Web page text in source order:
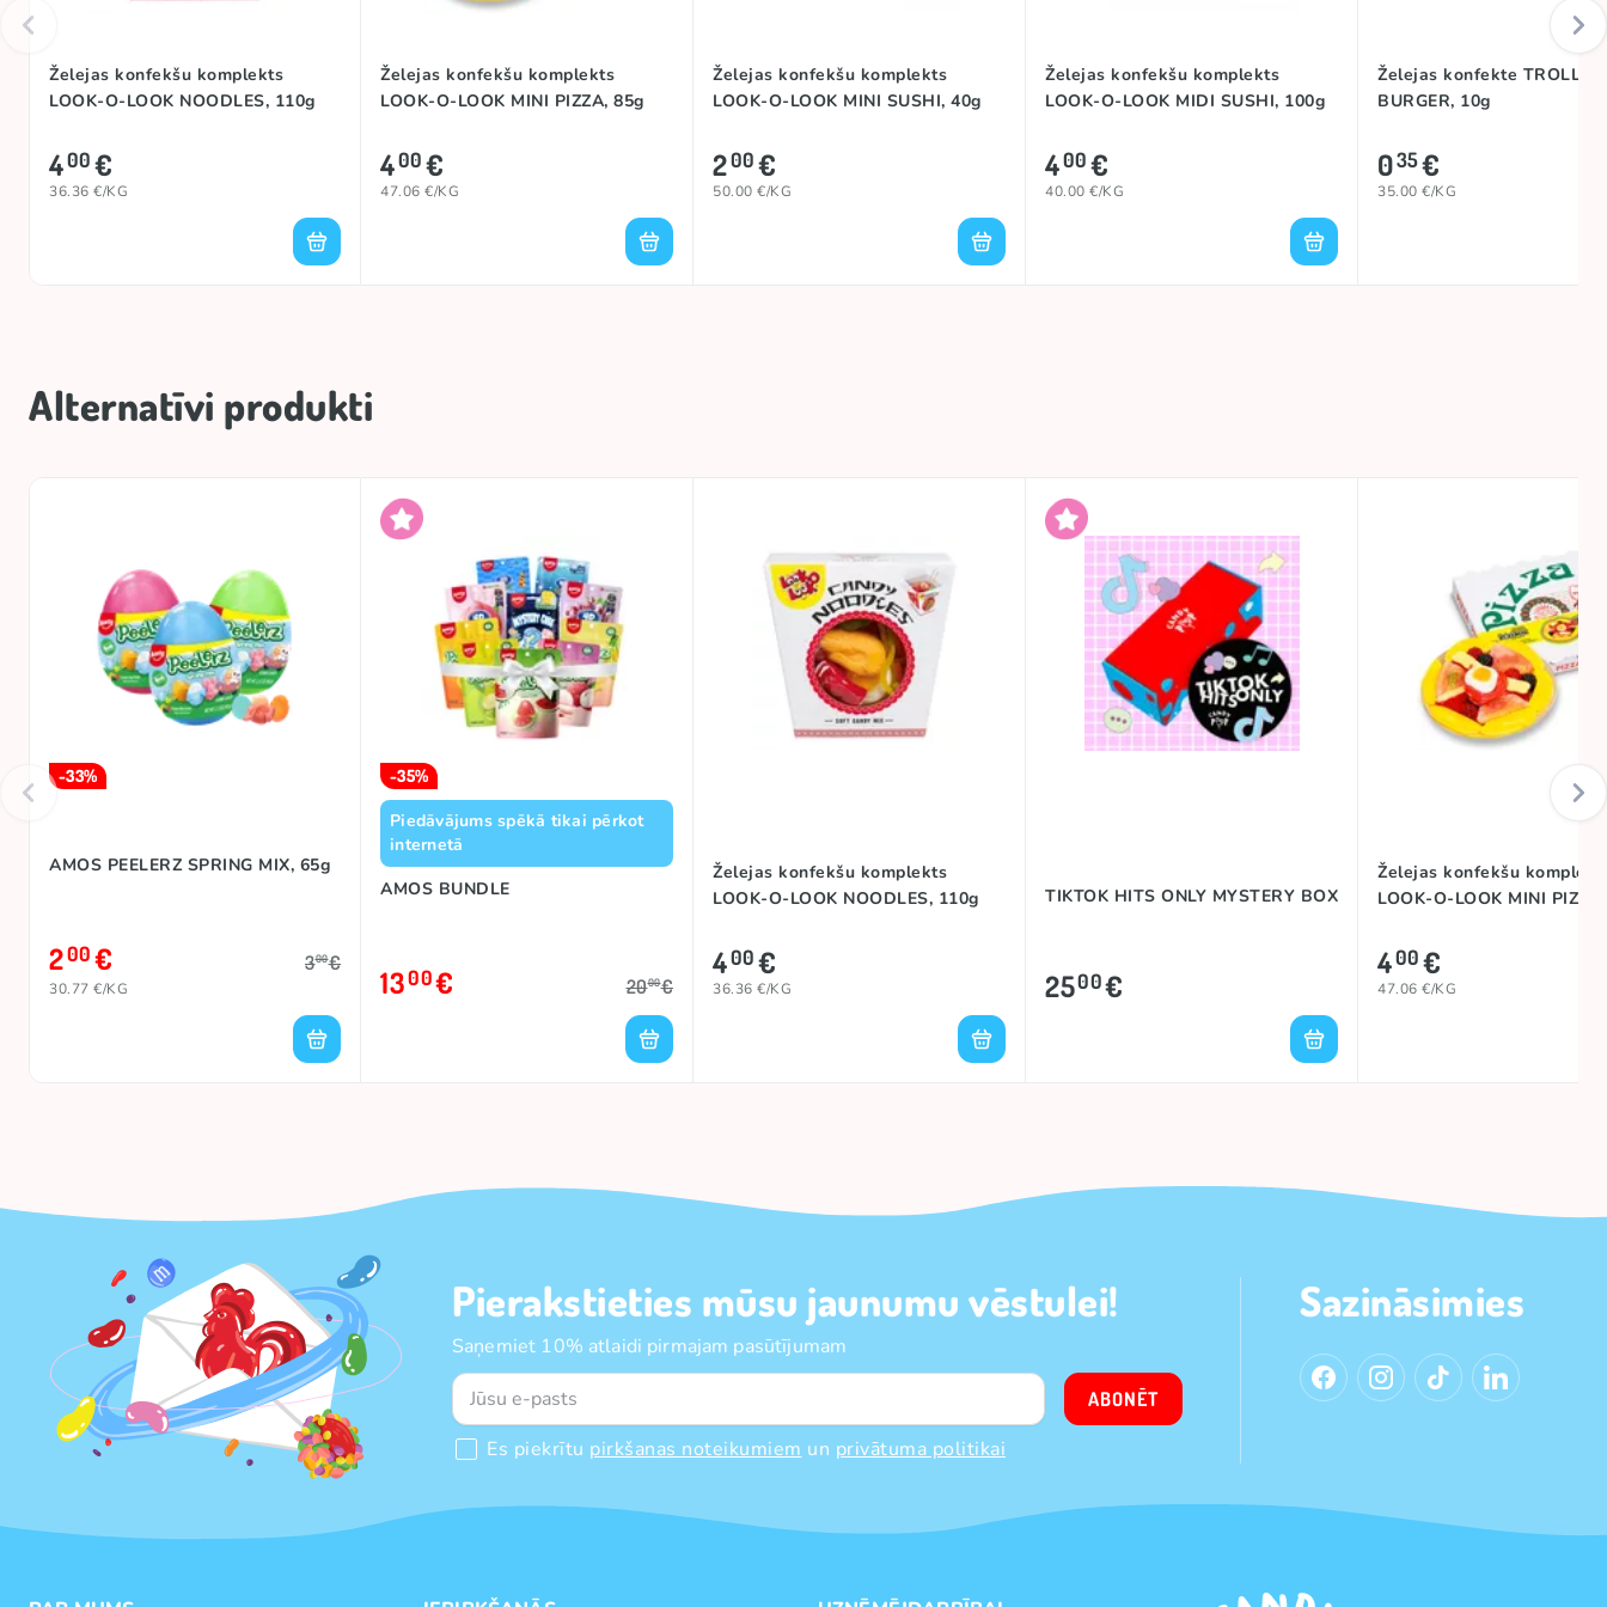
Želejas konfekšu komplekts
LOOK-O-LOOK NOODLES, 110g
400€
36.36 €/KG
Želejas konfekšu komplekts
LOOK-O-LOOK MINI PIZZA, 85g
400€
47.06 €/KG
Želejas konfekšu komplekts
LOOK-O-LOOK MINI SUSHI, 40g
200€
50.00 €/KG
Želejas konfekšu komplekts
LOOK-O-LOOK MIDI SUSHI, 100g
400€
40.00 €/KG
Želejas konfekte TROLLI
BURGER, 10g
035€
35.00 €/KG
Alternatīvi produkti
-33%
AMOS PEELERZ SPRING MIX, 65g
200€ 300€
30.77 €/KG
-35%
Piedāvājums spēkā tikai pērkot
internetā
AMOS BUNDLE
1300€ 2000€
Želejas konfekšu komplekts
LOOK-O-LOOK NOODLES, 110g
400€
36.36 €/KG
TIKTOK HITS ONLY MYSTERY BOX
2500€
Želejas konfekšu
LOOK-O-LOOK MINI
400€
47.06 €/KG
Pierakstieties mūsu jaunumu vēstulei!
Saņemiet 10% atlaidi pirmajam pasūtījumam
Es piekrītu pirkšanas noteikumiem un privātuma politikai
ABONĒT
Sazināsimies